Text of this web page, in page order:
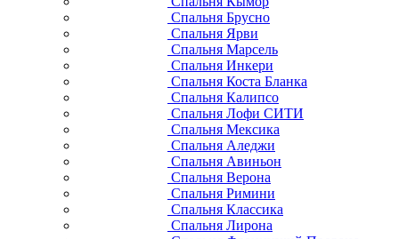
Спальня Брусно
Спальня Ярви
Спальня Марсель
Спальня Инкери
Спальня Коста Бланка
Спальня Калипсо
Спальня Лофи СИТИ
Спальня Мексика
Спальня Аледжи
Спальня Авиньон
Спальня Верона
Спальня Римини
Спальня Классика
Спальня Лирона